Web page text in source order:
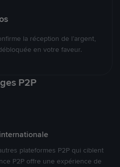
la réception de l’argent,
en votre faveur.
P2P
plateformes P2P qui ciblent
P2P offre une expérience de